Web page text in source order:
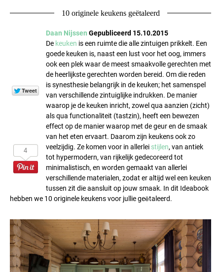
10 originele keukens geëtaleerd
Daan Nijssen Gepubliceerd 15.10.2015
4
De keuken is een ruimte die alle zintuigen prikkelt. Een
goede keuken is, naast een lust voor het oog, immers
ook een plek waar de meest smaakvolle gerechten met
de heerlijkste gerechten worden bereid. Om die reden
is synesthesie belangrijk in de keuken; het samenspel
van verschillende zintuiglijke indrukken. De manier
waarop je de keuken inricht, zowel qua aanzien (zicht)
als qua functionaliteit (tastzin), heeft een bewezen
effect op de manier waarop met de geur en de smaak
van het eten ervaart. Daarom zijn keukens ook zo
veelzijdig. Ze komen voor in allerlei stijlen, van antiek
tot hypermodern, van rijkelijk gedecoreerd tot
minimalistisch, en worden gemaakt van allerlei
verschillende materialen, zodat er altijd wel een keuken
tussen zit die aansluit op jouw smaak. In dit Ideabook
hebben we 10 originele keukens voor jullie geëtaleerd.